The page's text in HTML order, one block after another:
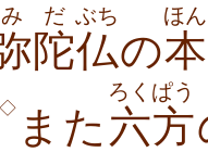
陀
みだ
仏
ぶち
の本
ほん
◇ また 六方
ろくぱう